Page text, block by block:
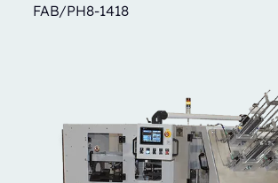
FAB/PH8-1418